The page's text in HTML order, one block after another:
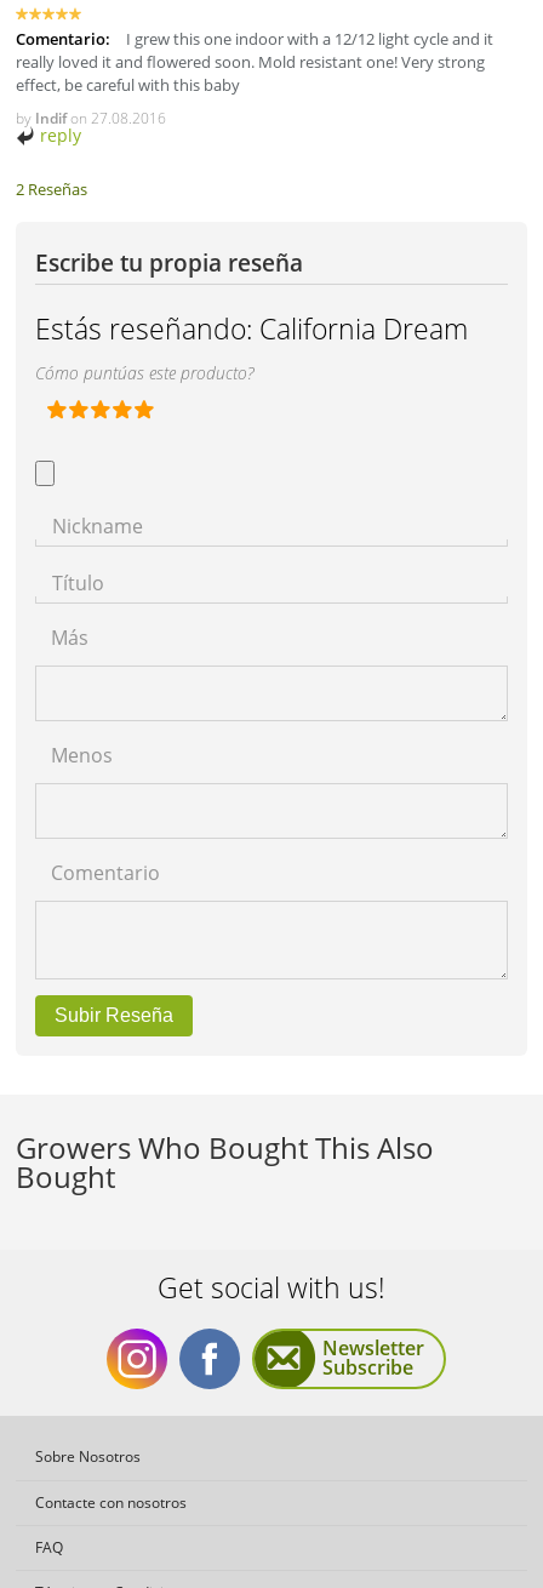
Comentario:
I grew this one indoor with a 12/12 light cycle and it
really loved it and flowered soon. Mold resistant one! Very strong
effect, be careful with this baby
by Indifon27.08.2016
reply
2 Reseñas
Escribe tu propia reseña
Estás reseñando: California Dream
Cómo puntúas este producto?
Nickname
Título
Más
Menos
Comentario
Subir Reseña
Growers Who Bought This Also
Bought
Get social with us!
GetGet
Newsletter
Subscribe
Sobre Nosotros
Contacte con nosotros
FAQ